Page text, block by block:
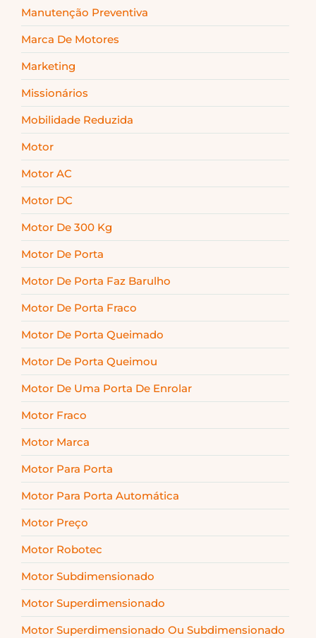
Manutenção Preventiva
Marca De Motores
Marketing
Missionários
Mobilidade Reduzida
Motor
Motor AC
Motor DC
Motor De 300 Kg
Motor De Porta
Motor De Porta Faz Barulho
Motor De Porta Fraco
Motor De Porta Queimado
Motor De Porta Queimou
Motor De Uma Porta De Enrolar
Motor Fraco
Motor Marca
Motor Para Porta
Motor Para Porta Automática
Motor Preço
Motor Robotec
Motor Subdimensionado
Motor Superdimensionado
Motor Superdimensionado Ou Subdimensionado